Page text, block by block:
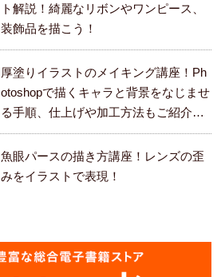
ト解説！綺麗なリボンやワンピース、
装飾品を描こう！
厚塗りイラストのメイキング講座！Ph
otoshopで描くキャラと背景をなじませ
る手順、仕上げや加工方法もご紹介し
ます。
魚眼パースの描き方講座！レンズの歪
みをイラストで表現！